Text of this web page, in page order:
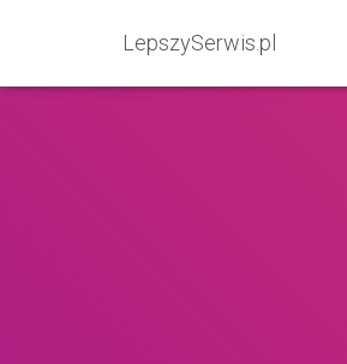
LepszySerwis.pl